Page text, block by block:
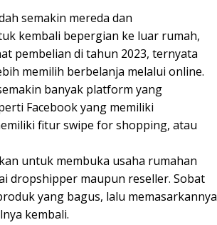
semakin mereda dan
kembali bepergian ke luar rumah,
pembelian di tahun 2023, ternyata
memilih berbelanja melalui online.
banyak platform yang
Facebook yang memiliki
fitur swipe for shopping, atau
untuk membuka usaha rumahan
dropshipper maupun reseller. Sobat
yang bagus, lalu memasarkannya
kembali.